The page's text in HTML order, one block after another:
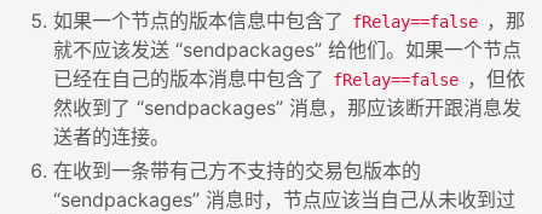
如果一个节点的版本信息中包含了
fRelay==false
，那
就不应该发送 “sendpackages” 给他们。如果一个节点
已经在自己的版本消息中包含了
fRelay==false
，但依
然收到了 “sendpackages” 消息，那应该断开跟消息发
送者的连接。
在收到一条带有己方不支持的交易包版本的
“sendpackages” 消息时，节点应该当自己从未收到过